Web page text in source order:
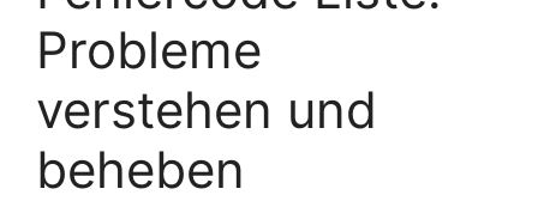
Probleme
verstehen und
beheben